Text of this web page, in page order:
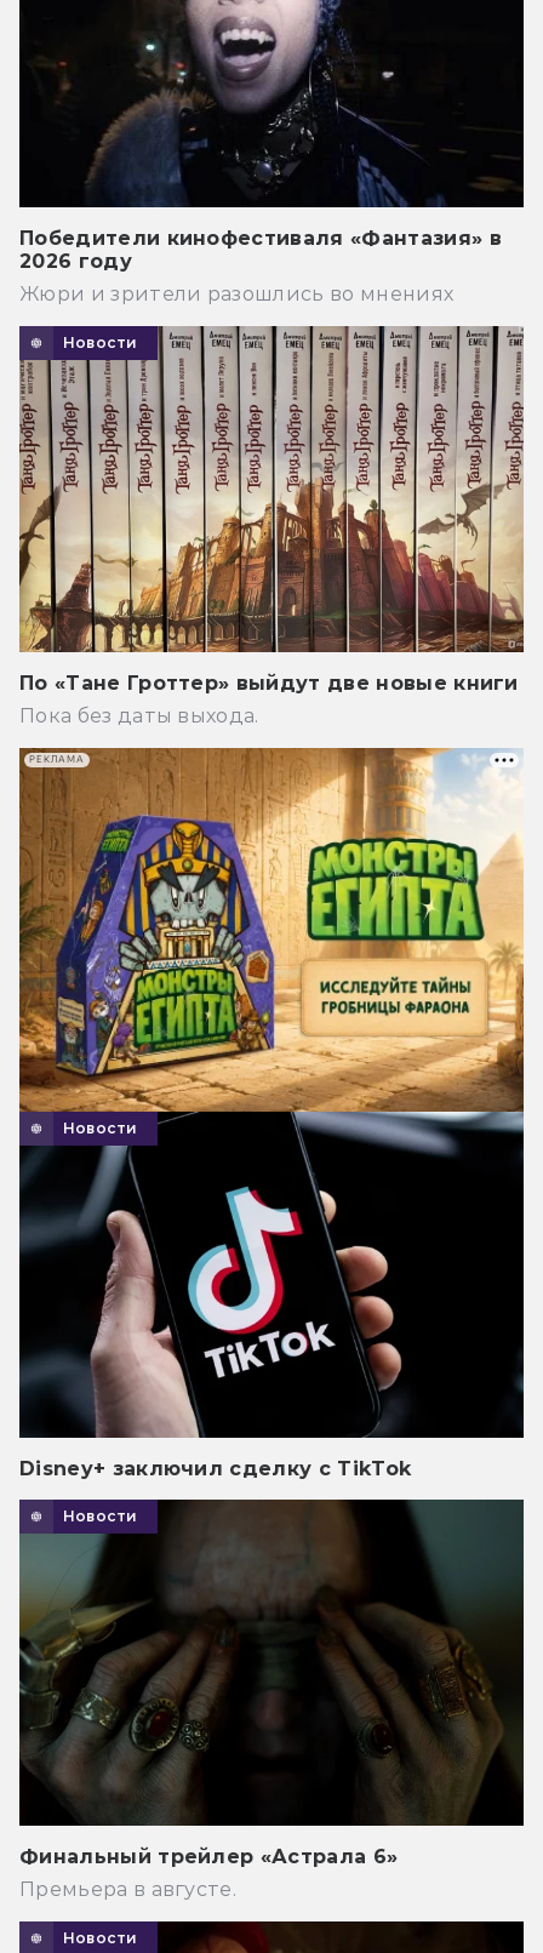
Победители кинофестиваля «Фантазия» в
2026 году
Жюри и зрители разошлись во мнениях
Новости
По «Тане Гроттер» выйдут две новые книги
Пока без даты выхода.
Новости
Disney+ заключил сделку с TikTok
Новости
Финальный трейлер «Астрала 6»
Премьера в августе.
Новости
РЕКЛАМА